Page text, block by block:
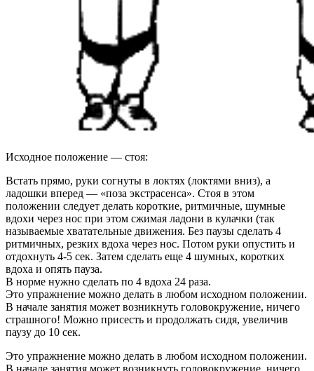
Исходное положение — стоя:
Встать прямо, руки согнуты в локтях (локтями вниз), а
ладошки вперед — «поза экстрасенса». Стоя в этом
положении следует делать короткие, ритмичные, шумные
вдохи через нос при этом сжимая ладони в кулачки (так
называемые хватательные движения. Без паузы сделать 4
ритмичных, резких вдоха через нос. Потом руки опустить и
отдохнуть 4-5 сек. Затем сделать еще 4 шумных, коротких
вдоха и опять пауза.
В норме нужно сделать по 4 вдоха 24 раза.
Это упражнение можно делать в любом исходном положении.
В начале занятия может возникнуть головокружение, ничего
страшного! Можно присесть и продолжать сидя, увеличив
паузу до 10 сек.
Это упражнение можно делать в любом исходном положении.
В начале занятия может возникнуть головокружение, ничего